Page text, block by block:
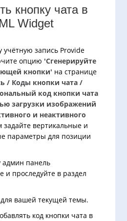
кнопку чата в
Widget
учётную запись Provide
опцию 'Сгенерируйте
кнопки' на странице
/ Коды кнопки чата /
код кнопки чата
загрузки изображений
и неактивного
задайте вертикальные и
параметры для позиции
админ панель
и проследуйте в раздел
для вашей текущей темы.
код кнопки чата в